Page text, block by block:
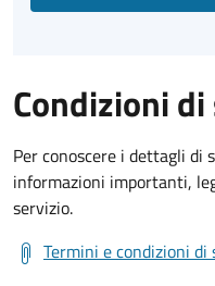
Condizioni
Per conoscere i dettagli di
informazioni importanti,
servizio.
Termini e condizioni di